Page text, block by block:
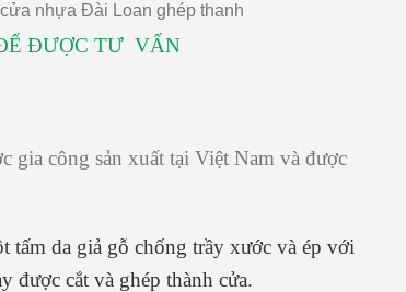
cửa nhựa Đài Loan ghép thanh
ĐƯỢC TƯ VẤN
gia công sản xuất tại Việt Nam và được
tấm da giả gỗ chống trầy xước và ép với
được cắt và ghép thành cửa.